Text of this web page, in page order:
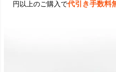
円以上のご購入で代引き手数料